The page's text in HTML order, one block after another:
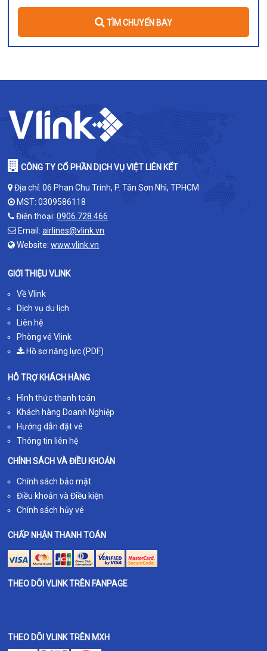
TÌM CHUYẾN BAY
CÔNG TY CỔ PHẦN DỊCH VỤ VIỆT LIÊN KẾT
Địa chỉ: 06 Phan Chu Trinh, P. Tân Sơn Nhì, TPHCM
MST: 0309586118
Điện thoại:0906.728.466
Email:airlines@vlink.vn
Website:www.vlink.vn
GIỚI THIỆU VLINK
Về Vlink
Dịch vụ du lịch
Liên hệ
Phòng vé Vlink
Hồ sơ năng lực (PDF)
HỖ TRỢ KHÁCH HÀNG
Hình thức thanh toán
Khách hàng Doanh Nghiệp
Hướng dẫn đặt vé
Thông tin liên hệ
CHÍNH SÁCH VÀ ĐIỀU KHOẢN
Chính sách bảo mật
Điều khoản và Điều kiện
Chính sách hủy vé
CHẤP NHẬN THANH TOÁN
THEO DÕI VLINK TRÊN FANPAGE
THEO DÕI VLINK TRÊN MXH